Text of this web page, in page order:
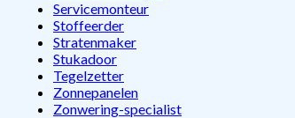
Servicemonteur
Stoffeerder
Stratenmaker
Stukadoor
Tegelzetter
Zonnepanelen
Zonwering-specialist